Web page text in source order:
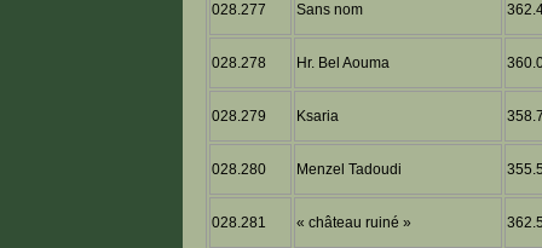
028.277 Sans nom
028.278 Hr. Bel Aouma
028.279 Ksaria
028.280 Menzel Tadoudi
028.281 « château ruiné »